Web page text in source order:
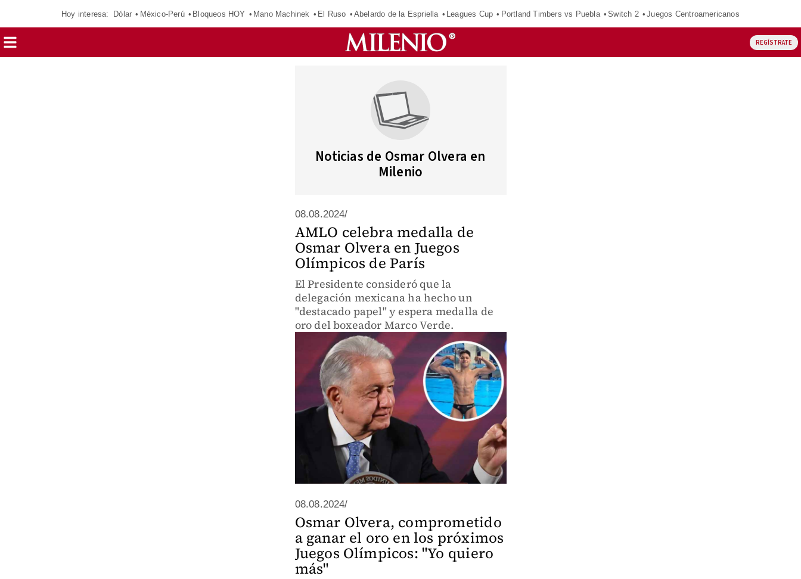
Hoy interesa: Dólar México-Perú Bloqueos HOY Mano Machinek El Ruso Abelardo de la Espriella Leagues Cup Portland Timbers vs Puebla Switch 2 Juegos Centroamericanos
REGÍSTRATE
Noticias de Osmar Olvera en
Milenio
08.08.2024/
AMLO celebra medalla de
Osmar Olvera en Juegos
Olímpicos de París
El Presidente consideró que la
delegación mexicana ha hecho un
"destacado papel" y espera medalla de
oro del boxeador Marco Verde.
08.08.2024/
Osmar Olvera, comprometido
a ganar el oro en los próximos
Juegos Olímpicos: "Yo quiero
más"